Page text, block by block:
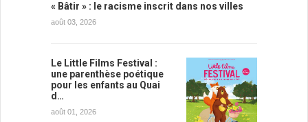
« Bâtir » : le racisme inscrit dans nos villes
août 03, 2026
Le Little Films Festival :
une parenthèse poétique
pour les enfants au Quai
d…
août 01, 2026